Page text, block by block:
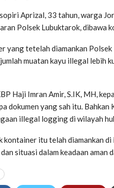
Aprizal, 33 tahun, warga
Polsek Lubuktarok, dibawa
yang tetelah diamankan
muatan kayu illegal lebih
Haji Imran Amir, S.IK, MH,
dokumen yang sah itu.
illegal logging di wilayah
itu telah diamankan
situasi dalam keadaan aman